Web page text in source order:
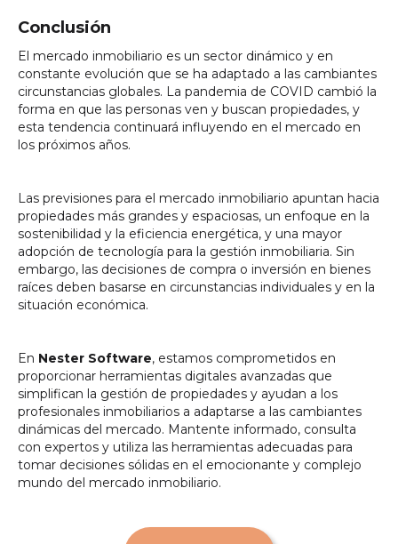
Conclusión
El mercado inmobiliario es un sector dinámico y en
constante evolución que se ha adaptado a las cambiantes
circunstancias globales. La pandemia de COVID cambió la
forma en que las personas ven y buscan propiedades, y
esta tendencia continuará influyendo en el mercado en
los próximos años.
Las previsiones para el mercado inmobiliario apuntan hacia
propiedades más grandes y espaciosas, un enfoque en la
sostenibilidad y la eficiencia energética, y una mayor
adopción de tecnología para la gestión inmobiliaria. Sin
embargo, las decisiones de compra o inversión en bienes
raíces deben basarse en circunstancias individuales y en la
situación económica.
En Nester Software, estamos comprometidos en
proporcionar herramientas digitales avanzadas que
simplifican la gestión de propiedades y ayudan a los
profesionales inmobiliarios a adaptarse a las cambiantes
dinámicas del mercado. Mantente informado, consulta
con expertos y utiliza las herramientas adecuadas para
tomar decisiones sólidas en el emocionante y complejo
mundo del mercado inmobiliario.